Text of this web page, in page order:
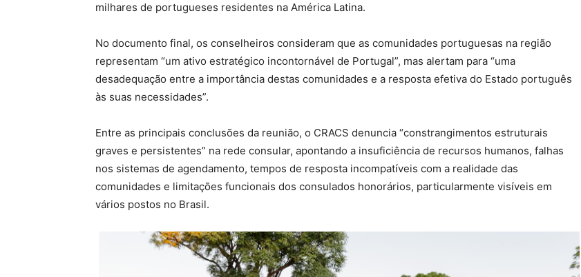
milhares de portugueses residentes na América Latina.
No documento final, os conselheiros consideram que as comunidades portuguesas na região
representam “um ativo estratégico incontornável de Portugal”, mas alertam para “uma
desadequação entre a importância destas comunidades e a resposta efetiva do Estado português
às suas necessidades”.
Entre as principais conclusões da reunião, o CRACS denuncia “constrangimentos estruturais
graves e persistentes” na rede consular, apontando a insuficiência de recursos humanos, falhas
nos sistemas de agendamento, tempos de resposta incompatíveis com a realidade das
comunidades e limitações funcionais dos consulados honorários, particularmente visíveis em
vários postos no Brasil.